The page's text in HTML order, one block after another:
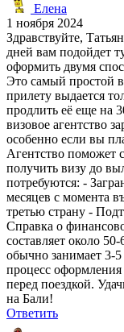
Елена
1 ноября 2024
Здравствуйте,
дней вам подойдет
оформить двумя
Это самый простой
прилету выдается
продлить её еще на
визовое агентство
особенно если вы
Агентство поможет
получить визу до
потребуются: -
месяцев с момента
третью страну -
Справка о
составляет около
обычно занимает 3-
процесс оформления
перед поездкой.
на Бали!
Ответить